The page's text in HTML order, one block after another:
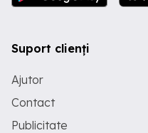
Suport clienți
Ajutor
Contact
Publicitate